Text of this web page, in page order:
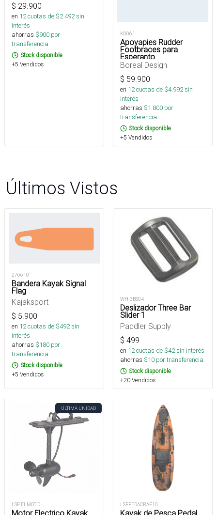
$ 29.900
en 12cuotas de $2.492sin
interés
ahorras $900 por
transferencia.
Stock disponible
+5 Vendidos
K0061
Apoyapies Rudder
Footbraces para
Esperanto
Boreal Design
$ 59.900
en 12cuotas de $4.992sin
interés
ahorras $1.800 por
transferencia.
Stock disponible
+5 Vendidos
Últimos Vistos
276610
Bandera Kayak Signal
Flag
Kajaksport
$ 5.900
en 12cuotas de $492sin
interés
ahorras $180 por
transferencia.
Stock disponible
+5 Vendidos
WH-3BS04
Deslizador Three Bar
Slider 1
Paddler Supply
$ 499
en 12cuotas de $42sin interés
ahorras $10 por transferencia.
Stock disponible
+20 Vendidos
ÚLTIMA UNIDAD
LSF ELMOT D
Motor Electrico Kayak
LSFPEDACRAF10
Kayak de Pesca Pedal